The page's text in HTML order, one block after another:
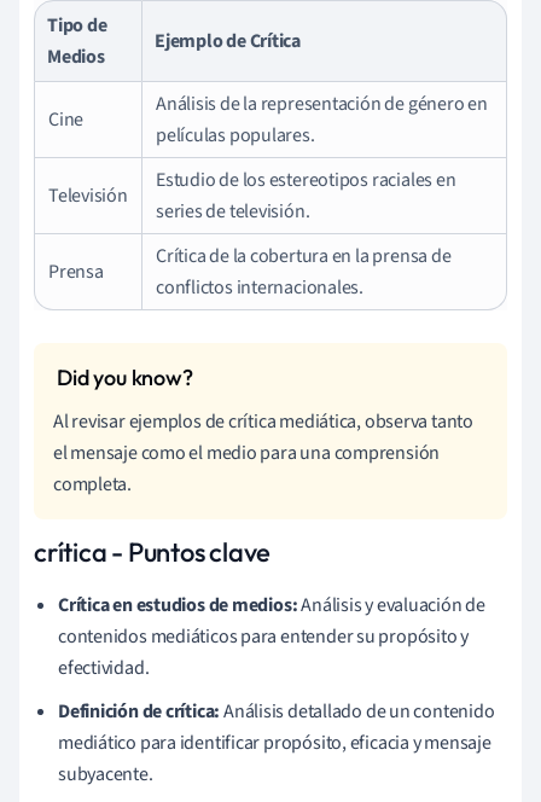
Tipo de
Medios
Ejemplo de Crítica
Cine
Análisis de la representación de género en
películas populares.
Televisión
Estudio de los estereotipos raciales en
series de televisión.
Prensa
Crítica de la cobertura en la prensa de
conflictos internacionales.
Al revisar ejemplos de crítica mediática, observa tanto
el mensaje como el medio para una comprensión
completa.
crítica - Puntos clave
Crítica en estudios de medios:Análisis y evaluación de
contenidos mediáticos para entender su propósito y
efectividad.
Definición de crítica:Análisis detallado de un contenido
mediático para identificar propósito, eficacia y mensaje
subyacente.